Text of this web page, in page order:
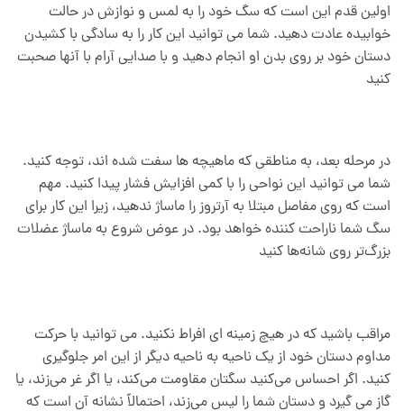
اولین قدم این است که سگ خود را به لمس و نوازش در حالت
خوابیده عادت دهید. شما می توانید این کار را به سادگی با کشیدن
دستان خود بر روی بدن او انجام دهید و با صدایی آرام با آنها صحبت
کنید
در مرحله بعد، به مناطقی که ماهیچه ها سفت شده اند، توجه کنید.
شما می توانید این نواحی را با کمی افزایش فشار پیدا کنید. مهم
است که روی مفاصل مبتلا به آرتروز را ماساژ ندهید، زیرا این کار برای
سگ شما ناراحت کننده خواهد بود. در عوض شروع به ماساژ عضلات
بزرگ‌تر روی شانه‌ها کنید
مراقب باشید که در هیچ زمینه ای افراط نکنید. می توانید با حرکت
مداوم دستان خود از یک ناحیه به ناحیه دیگر از این امر جلوگیری
کنید. اگر احساس می‌کنید سگتان مقاومت می‌کند، یا اگر غر می‌زند، یا
گاز می گیرد و دستان شما را لیس می‌زند، احتمالاً نشانه آن است که